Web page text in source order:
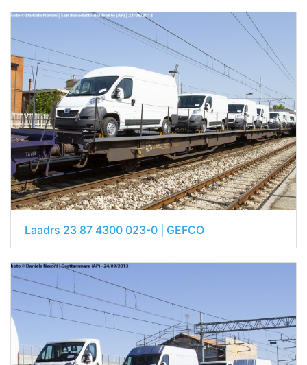
Laadrs 23 87 4300 023-0 | GEFCO